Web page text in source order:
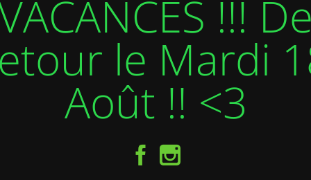
!!!
le Mardi
Août !! <3